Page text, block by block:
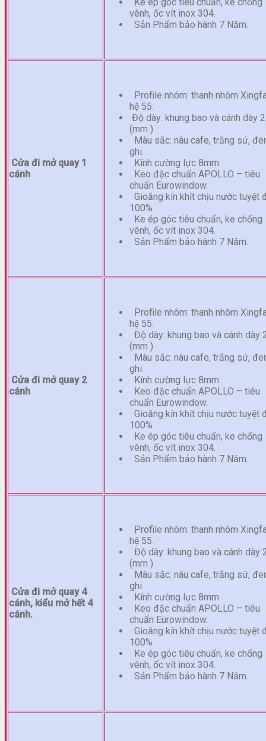
vênh, ốc vít inox 304.
Sản Phẩm bảo hành 7 Năm.
Cửa đi mở quay 1
cánh
Profile nhôm: thanh nhôm
hệ 55.
Độ dày: khung bao và cánh dày
(mm )
Màu sắc: nâu cafe, trắng sứ,
ghi.
Kính cường lực 8mm
Keo đặc chuẩn APOLLO – tiêu
chuẩn Eurowindow.
Gioăng kín khít chịu nước tuyệt
100%
Ke ép góc tiêu chuẩn, ke chống
vênh, ốc vít inox 304.
Sản Phẩm bảo hành 7 Năm.
Cửa đi mở quay 2
cánh
Profile nhôm: thanh nhôm
hệ 55.
Độ dày: khung bao và cánh dày
(mm )
Màu sắc: nâu cafe, trắng sứ,
ghi.
Kính cường lực 8mm
Keo đặc chuẩn APOLLO – tiêu
chuẩn Eurowindow.
Gioăng kín khít chịu nước tuyệt
100%
Ke ép góc tiêu chuẩn, ke chống
vênh, ốc vít inox 304.
Sản Phẩm bảo hành 7 Năm.
Cửa đi mở quay 4
cánh, kiểu mở hết 4
cánh.
Profile nhôm: thanh nhôm
hệ 55.
Độ dày: khung bao và cánh dày
(mm )
Màu sắc: nâu cafe, trắng sứ,
ghi.
Kính cường lực 8mm
Keo đặc chuẩn APOLLO – tiêu
chuẩn Eurowindow.
Gioăng kín khít chịu nước tuyệt
100%
Ke ép góc tiêu chuẩn, ke chống
vênh, ốc vít inox 304.
Sản Phẩm bảo hành 7 Năm.